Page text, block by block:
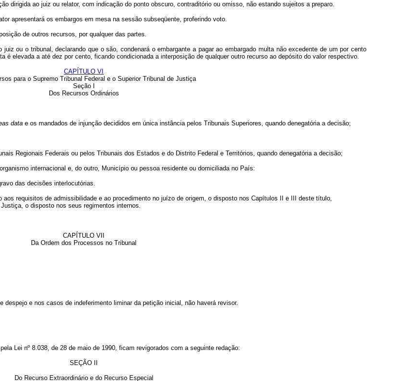
dirigida ao juiz ou relator, com indicação do ponto obscuro, contraditório ou omisso, não estando sujeitos a preparo.
apresentará os embargos em mesa na sessão subseqüente, proferindo voto.
de outros recursos, por qualquer das partes.
ou o tribunal, declarando que o são, condenará o embargante a pagar ao embargado multa não excedente de um por cento
é elevada a até dez por cento, ficando condicionada a interposição de qualquer outro recurso ao depósito do valor respectivo.
CAPÍTULO VI
para o Supremo Tribunal Federal e o Superior Tribunal de Justiça
Seção I
Dos Recursos Ordinários
data e os mandados de injunção decididos em única instância pelos Tribunais Superiores, quando denegatória a decisão;
Regionais Federais ou pelos Tribunais dos Estados e do Distrito Federal e Territórios, quando denegatória a decisão;
internacional e, do outro, Município ou pessoa residente ou domiciliada no País:
das decisões interlocutórias.
requisitos de admissibilidade e ao procedimento no juízo de origem, o disposto nos Capítulos II e III deste título,
o disposto nos seus regimentos internos.
CAPÍTULO VII
Da Ordem dos Processos no Tribunal
e nos casos de indeferimento liminar da petição inicial, não haverá revisor.
Lei nº 8.038, de 28 de maio de 1990, ficam revigorados com a seguinte redação:
SEÇÃO II
Do Recurso Extraordinário e do Recurso Especial